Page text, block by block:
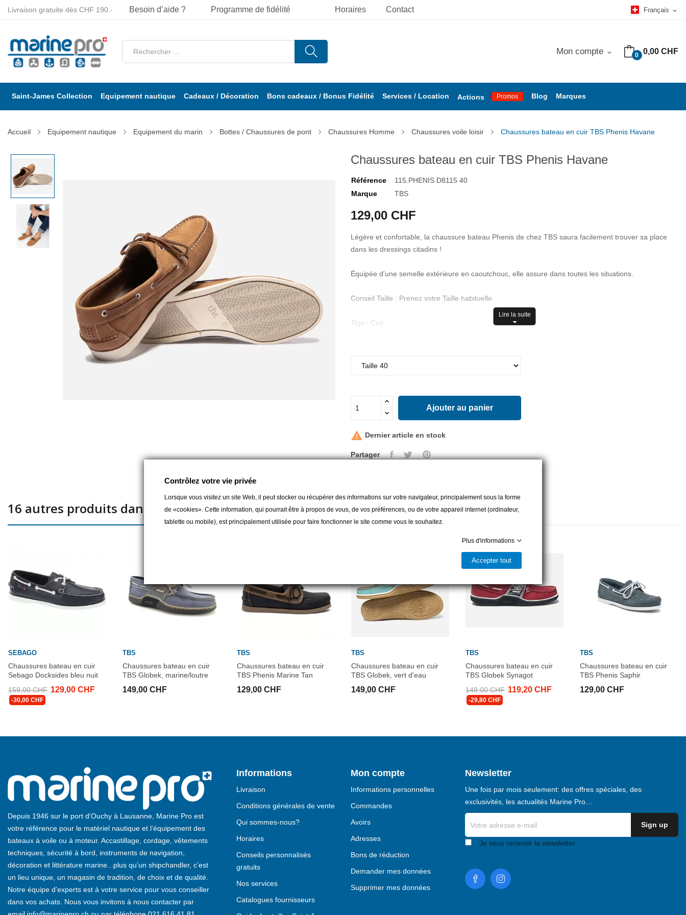
Horaires Contact Français expand_more
Livraison gratuite dès CHF 190.- Besoin d’aide ? Programme de fidélité
0 0,00 CHF
Mon compte expand_more
Saint-James Collection Equipement nautique Cadeaux / Décoration Bons cadeaux / Bonus Fidélité Services / Location Actions Promos Blog Marques
Accueil Equipement nautique Equipement du marin Bottes / Chaussures de pont Chaussures Homme Chaussures voile loisir Chaussures bateau en cuir TBS Phenis Havane
Chaussures bateau en cuir TBS Phenis Havane
Référence
115.PHENIS D8115 40
Marque
TBS
129,00 CHF
Légère et confortable, la chaussure bateau Phenis de chez TBS saura facilement trouver sa place
dans les dressings citadins !
Équipée d'une semelle extérieure en caoutchouc, elle assure dans toutes les situations.
Conseil Taille : Prenez votre Taille habituelle
Tige : Cuir
Fermeture : Fermeture lacets cuir
Caractéristique technique (semelle) : Plateau cousu main
Type matière dessus : Cuir nubuck
Lire la suite
Ajouter au panier
 Dernier article en stock
Partager
16 autres produits dans la même catégorie :
SEBAGO
Chaussures bateau en cuir
Sebago Docksides bleu nuit
159,00 CHF 129,00 CHF
-30,00 CHF
TBS
Chaussures bateau en cuir
TBS Globek, marine/loutre
149,00 CHF
TBS
Chaussures bateau en cuir
TBS Phenis Marine Tan
129,00 CHF
TBS
Chaussures bateau en cuir
TBS Globek, vert d'eau
149,00 CHF
TBS
Chaussures bateau en cuir
TBS Globek Synagot
149,00 CHF 119,20 CHF
-29,80 CHF
TBS
Chaussures bateau en cuir
TBS Phenis Saphir
129,00 CHF
Depuis 1946 sur le port d'Ouchy à Lausanne, Marine Pro est
votre référence pour le matériel nautique et l’équipement des
bateaux à voile ou à moteur. Accastillage, cordage, vêtements
techniques, sécurité à bord, instruments de navigation,
décoration et littérature marine...plus qu’un shipchandler, c’est
un lieu unique, un magasin de tradition, de choix et de qualité.
Notre équipe d’experts est à votre service pour vous conseiller
dans vos achats. Nous vous invitons à nous contacter par
Informations
Livraison
Conditions générales de vente
Qui sommes-nous?
Horaires
Conseils personnalisés
gratuits
Nos services
Catalogues fournisseurs
Mon compte
Informations personnelles
Commandes
Avoirs
Adresses
Bons de réduction
Demander mes données
Supprimer mes données
Newsletter
Une fois par mois seulement: des offres spéciales, des
exclusivités, les actualités Marine Pro…
Je veux recevoir la newsletter
Contrôlez votre vie privée
Lorsque vous visitez un site Web, il peut stocker ou récupérer des informations sur votre navigateur, principalement sous la forme
de «cookies». Cette information, qui pourrait être à propos de vous, de vos préférences, ou de votre appareil internet (ordinateur,
tablette ou mobile), est principalement utilisée pour faire fonctionner le site comme vous le souhaitez.
Plus d'informations
Accepter tout